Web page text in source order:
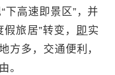
下高速即景区”，并
旅居”转变， 即 实
方多，交通便利，
。